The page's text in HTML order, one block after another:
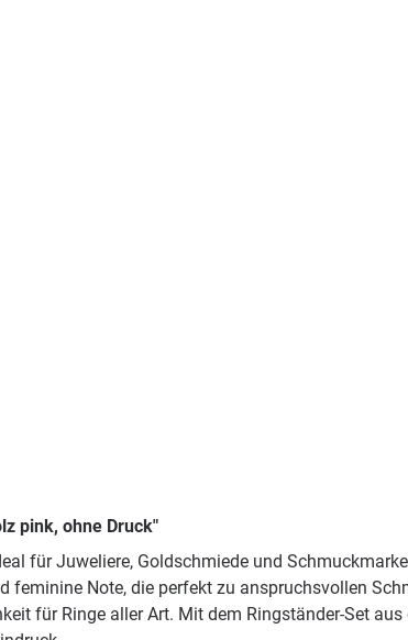
pink, ohne Druck"
für Juweliere, Goldschmiede und
feminine Note, die perfekt zu anspruchsvollen
für Ringe aller Art. Mit dem Ringständer-Set